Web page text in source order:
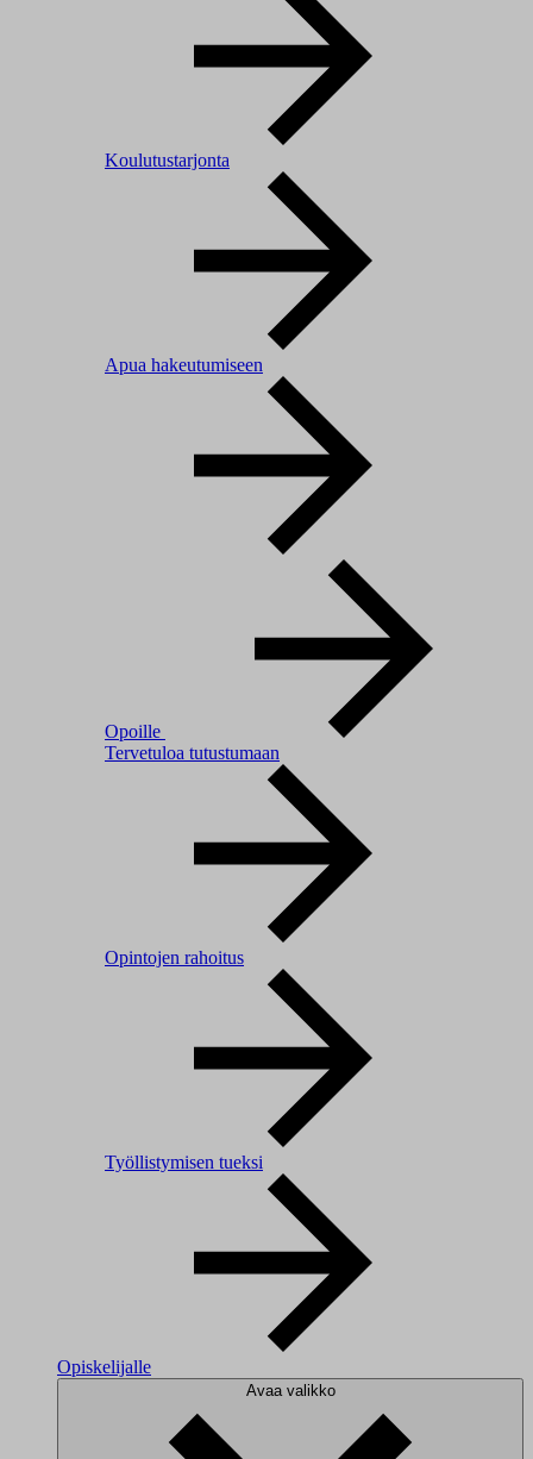
Koulutustarjonta
Apua hakeutumiseen
Opoille
Tervetuloa tutustumaan
Opintojen rahoitus
Työllistymisen tueksi
Opiskelijalle
Avaa valikko